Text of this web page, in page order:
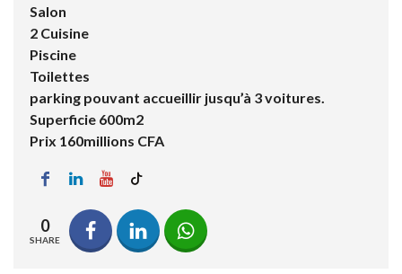
Salon
2 Cuisine
Piscine
Toilettes
parking pouvant accueillir jusqu’à 3 voitures.
Superficie 600m2
Prix 160millions CFA
0
SHARE